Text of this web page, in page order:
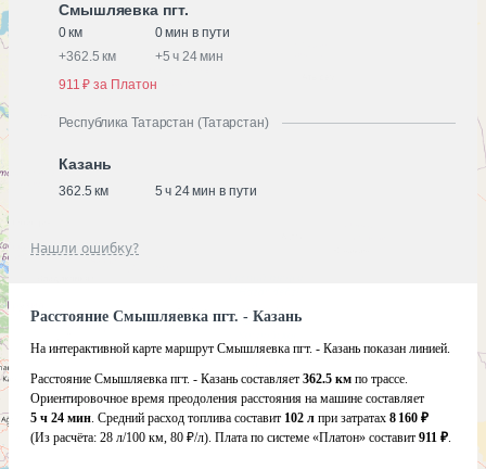
Смышляевка пгт.
0 км
0 мин в пути
+362.5 км +5 ч 24 мин
911 ₽ за Платон
Республика Татарстан (Татарстан)
Казань
362.5 км 5 ч 24 мин в пути
Нашли ошибку?
Расстояние Смышляевка пгт. - Казань
На интерактивной карте маршрут Смышляевка пгт. - Казань показан линией.
Расстояние Смышляевка пгт. - Казань составляет 362.5 км по трассе.
Ориентировочное время преодоления расстояния на машине составляет
5 ч 24 мин. Средний расход топлива составит 102 л при затратах 8 160 ₽
(Из расчёта: 28 л/100 км, 80 ₽/л). Плата по системе «Платон» составит 911 ₽.